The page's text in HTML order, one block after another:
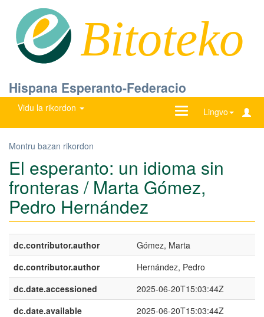
Bitoteko
Hispana Esperanto-Federacio
Vidu la rikordon Lingvo
Ŝanĝu
Montru bazan rikordon
El esperanto: un idioma sin
fronteras / Marta Gómez,
Pedro Hernández
dc.contributor.author
Gómez, Marta
dc.contributor.author
Hernández, Pedro
dc.date.accessioned
2025-06-20T15:03:44Z
dc.date.available
2025-06-20T15:03:44Z